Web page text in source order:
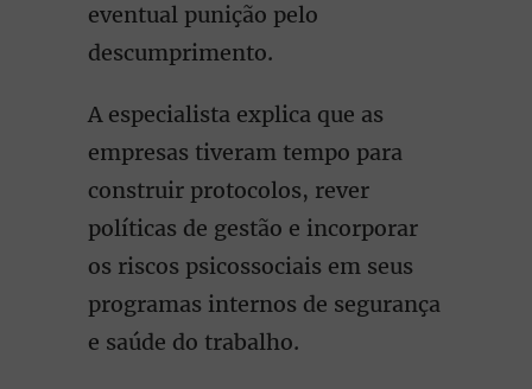
eventual punição pelo
descumprimento.
A especialista explica que as
empresas tiveram tempo para
construir protocolos, rever
políticas de gestão e incorporar
os riscos psicossociais em seus
programas internos de segurança
e saúde do trabalho.